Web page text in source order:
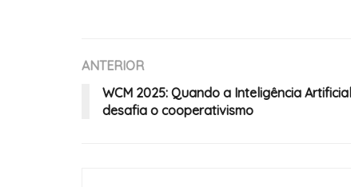
ANTERIOR
WCM 2025: Quando a Inteligência Artificial
desafia o cooperativismo